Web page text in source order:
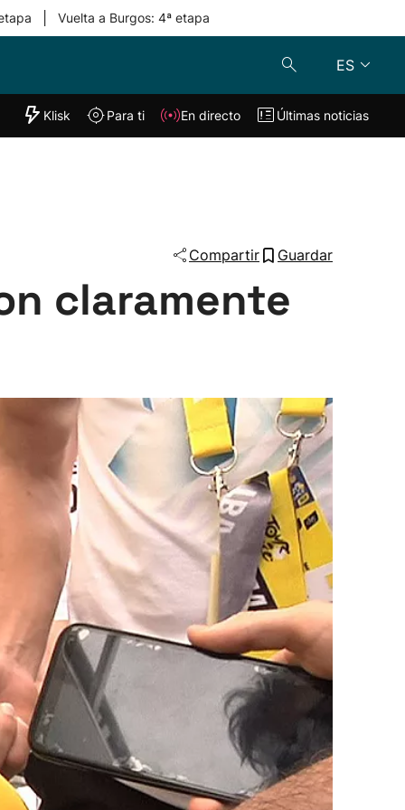
Vuelta a Burgos: 4ª etapa
ES
"Helmuga"
Klisk En directo
Klisk Para ti En directo Últimas noticias
Compartir Guardar
claramente